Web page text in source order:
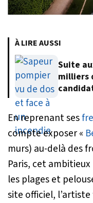
À LIRE AUSSI
Suite
milliers
En reprenant ses
compte exposer «
murs) au-delà des
Paris, cet
les plages et
site officiel,